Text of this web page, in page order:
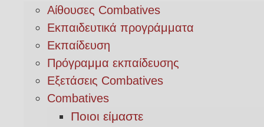
Αίθουσες Combatives
Εκπαιδευτικά προγράμματα
Εκπαίδευση
Πρόγραμμα εκπαίδευσης
Εξετάσεις Combatives
Combatives
Ποιοι είμαστε